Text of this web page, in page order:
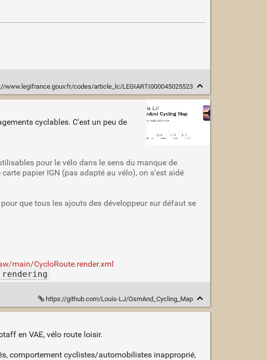
www.legifrance.gouv.fr/codes/article_lc/LEGIARTI000045025523
cyclables. C'est un peu de
pour le vélo dans le sens du manque de
papier IGN (pas adapté au vélo), on s’est aidé
que tous les ajouts des développeur sur défaut se
main/CycloRoute.render.xml
https://github.com/Louis-LJ/OsmAnd_Cycling_Map
en VAE, vélo route loisir.
comportement cyclistes/automobilistes inapproprié,